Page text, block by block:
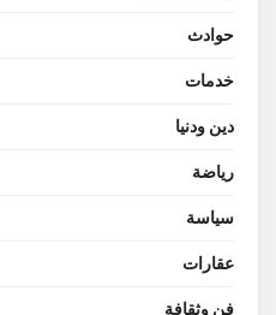
حوادث
خدمات
دين ودنيا
رياضة
سياسة
عقارات
فن وثقافة